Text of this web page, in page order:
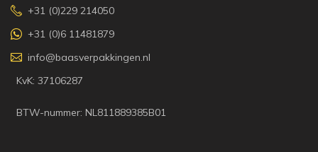
+31 (0)229 214050
+31 (0)6 11481879
info@baasverpakkingen.nl
KvK: 37106287
BTW-nummer: NL811889385B01